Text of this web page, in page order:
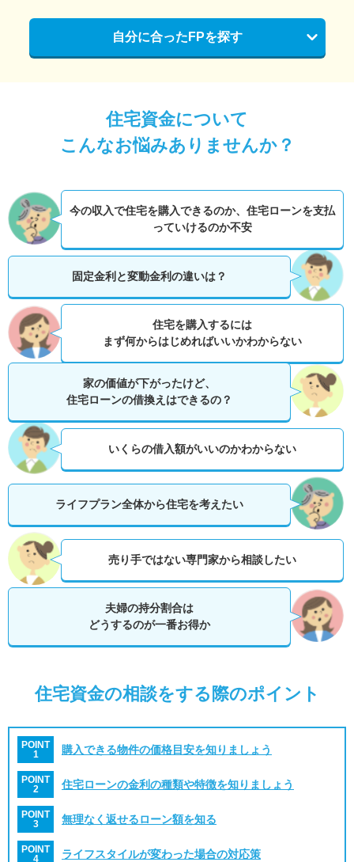
自分に合ったFPを探す
住宅資金について
こんなお悩みありませんか？
今の収入で住宅を購入できるのか、 住宅ローンを支払
っていけるのか不安
固定金利と変動金利の違いは？
住宅を購入するには
まず何からはじめればいいかわからない
家の価値が下がったけど、
住宅ローンの借換えはできるの？
いくらの借入額がいいのかわからない
ライフプラン全体から住宅を考えたい
売り手ではない専門家から相談したい
夫婦の持分割合は
どうするのが一番お得か
住宅資金の相談をする際のポイント
POINT
1
購入できる物件の価格目安を知りましょう
POINT
2
住宅ローンの金利の種類や特徴を知りましょう
POINT
3
無理なく返せるローン額を知る
POINT
4
ライフスタイルが変わった場合の対応策